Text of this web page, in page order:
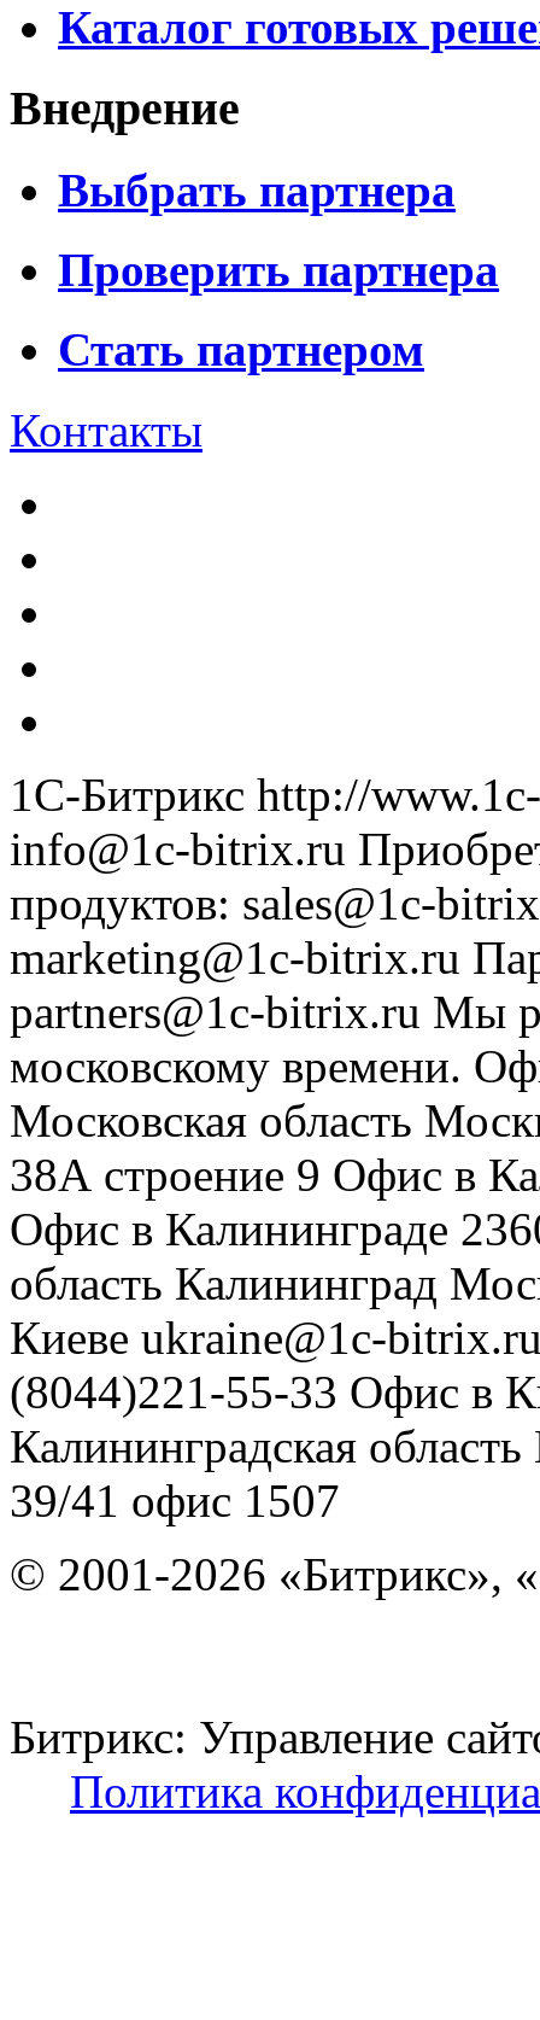
Каталог готовых
Внедрение
Выбрать партнера
Проверить партнера
Стать партнером
Контакты
1С-Битрикс http://
info@1c-bitrix.ru
продуктов: sales@1c-
marketing@1c-bitrix.ru
partners@1c-bitrix.ru Мы
московскому времени.
Московская область
38А строение 9 Офис в
Офис в Калининграде
область Калининград
Киеве ukraine@1c-
(8044)221-55-33 Офис в
Калининградская область
39/41 офис 1507
© 2001-2026 «Битрикс»,
Битрикс: Управление
Политика